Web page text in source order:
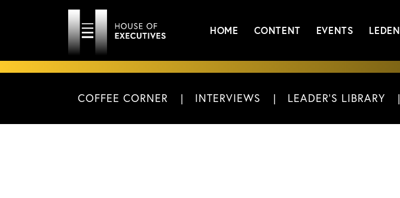
HOME CONTENT EVENTS LEDEN
COFFEE CORNER INTERVIEWS LEADER'S LIBRARY